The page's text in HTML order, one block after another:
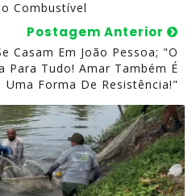
Combustível
Postagem Anterior
Casam Em João Pessoa; "O
Para Tudo! Amar Também É
Uma Forma De Resistência!"